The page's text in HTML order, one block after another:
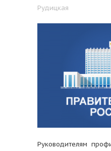
Рудицкая
Руководителям